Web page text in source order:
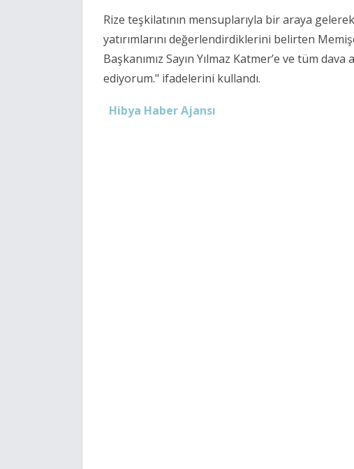
Rize teşkilatının mensuplarıyla bir araya
yatırımlarını değerlendirdiklerini belirten
Başkanımız Sayın Yılmaz Katmer’e ve tüm
ediyorum." ifadelerini kullandı.
Hibya Haber Ajansı